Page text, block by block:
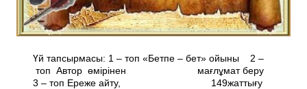
Үй тапсырмасы: 1 – топ «Бетпе – бет» ойыны 2 –
топ Автор өмірінен мағлұмат беру
3 – топ Ереже айту, 149­жаттығу